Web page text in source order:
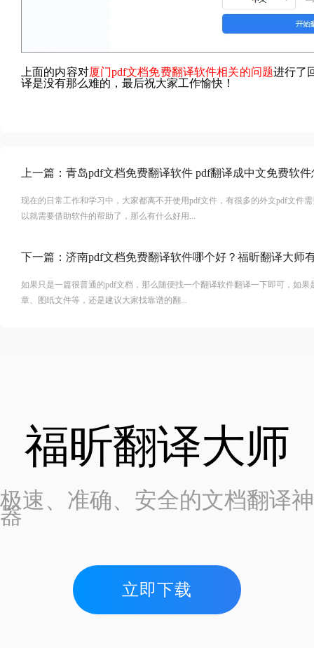
上面的内容对厦门pdf文档免费翻译软件相关的问题进行了
译是没有那么难的，最后祝大家工作愉快！
上一篇： 青岛pdf文档免费翻译软件 pdf翻译成中文免费软
现在的日常工作和学习中，大家都离不开使用pdf文件，有很多的外文pdf文件
以就需要借助软件的帮助了，那么有什么好用...
下一篇： 济南pdf文档免费翻译软件哪个好？福昕翻译大师
如果只是一篇很普通的pdf文档，那么随便找一个翻译软件翻译一下即可，如
章、图纸文件等，还是建议大家找靠谱的翻...
福昕翻译大师
极速、准确、安全的文档翻译神
器
立即下载